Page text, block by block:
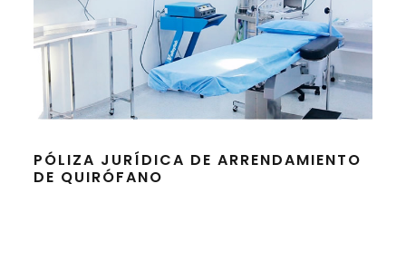
PÓLIZA JURÍDICA DE ARRENDAMIENTO
DE QUIRÓFANO